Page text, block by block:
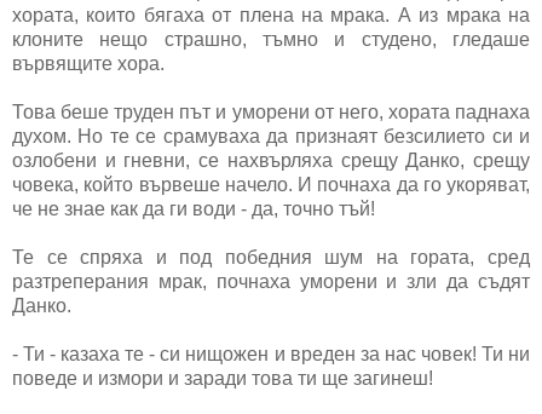
хората, които бягаха от плена на мрака. А из мрака на
клоните нещо страшно, тъмно и студено, гледаше
вървящите хора.
Това беше труден път и уморени от него, хората паднаха
духом. Но те се срамуваха да признаят безсилието си и
озлобени и гневни, се нахвърляха срещу Данко, срещу
човека, който вървеше начело. И почнаха да го укоряват,
че не знае как да ги води - да, точно тъй!
Те се спряха и под победния шум на гората, сред
разтреперания мрак, почнаха уморени и зли да съдят
Данко.
- Ти - казаха те - си нищожен и вреден за нас човек! Ти ни
поведе и измори и заради това ти ще загинеш!